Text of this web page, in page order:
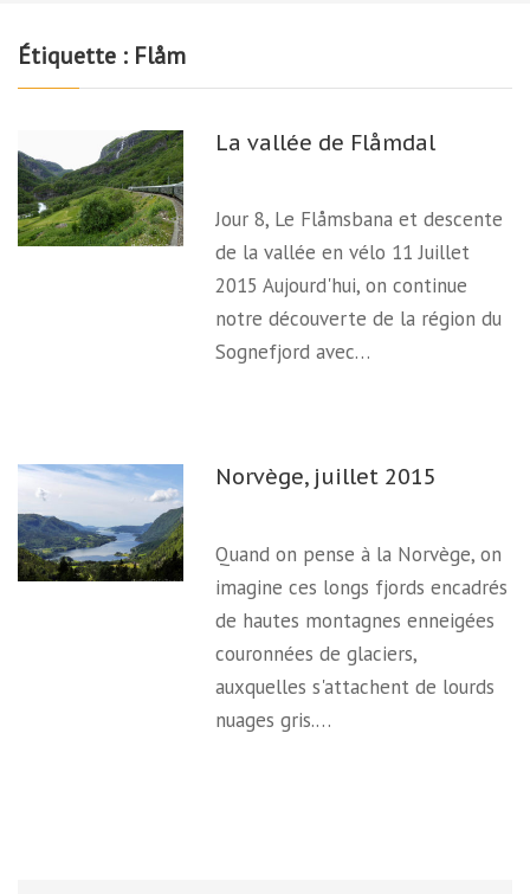
Étiquette : Flåm
La vallée de Flåmdal
Jour 8, Le Flåmsbana et descente
de la vallée en vélo 11 Juillet
2015 Aujourd'hui, on continue
notre découverte de la région du
Sognefjord avec…
Norvège, juillet 2015
Quand on pense à la Norvège, on
imagine ces longs fjords encadrés
de hautes montagnes enneigées
couronnées de glaciers,
auxquelles s'attachent de lourds
nuages gris.…